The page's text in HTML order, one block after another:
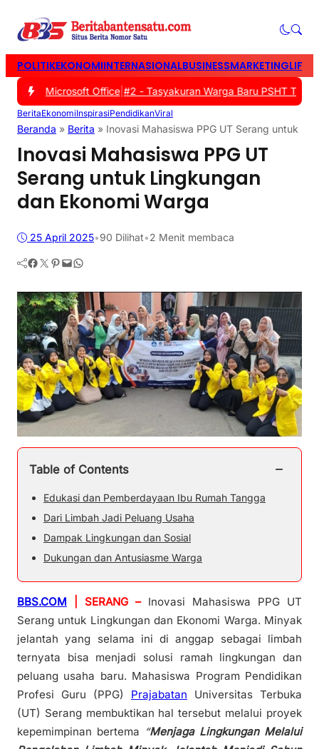
POLITIKEKONOMIINTERNASIONALBUSINESSMARKETING
Microsoft Office|#2 -Tasyakuran Warga Baru PSHT
BeritaEkonomiInspirasiPendidikanViral
Beranda » Berita » Inovasi Mahasiswa PPG UT Serang untuk
Inovasi Mahasiswa PPG UT
Serang untuk Lingkungan
dan Ekonomi Warga
25 April 2025•90 Dilihat•2 Menit membaca
Facebook Twitter Pinterest Mail WhatsApp
Table of Contents −
Edukasi dan Pemberdayaan Ibu Rumah Tangga
Dari Limbah Jadi Peluang Usaha
Dampak Lingkungan dan Sosial
Dukungan dan Antusiasme Warga
BBS.COM | SERANG –Inovasi Mahasiswa PPG UT
Serang untuk Lingkungan dan Ekonomi Warga. Minyak
jelantah yang selama ini di anggap sebagai limbah
ternyata bisa menjadi solusi ramah lingkungan dan
peluang usaha baru. Mahasiswa Program Pendidikan
Profesi Guru (PPG) Prajabatan Universitas Terbuka
(UT) Serang membuktikan hal tersebut melalui proyek
kepemimpinan bertema “Menjaga Lingkungan Melalui